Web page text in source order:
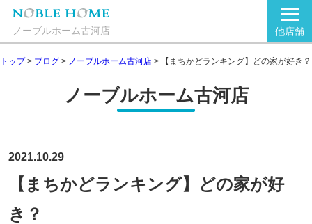
ノーブルホーム古河店 他店舗
トップ> ブログ > ノーブルホーム古河店 > 【まちかどランキング】どの家が好き？
ノーブルホーム古河店
2021.10.29
【まちかどランキング】どの家が好
き？